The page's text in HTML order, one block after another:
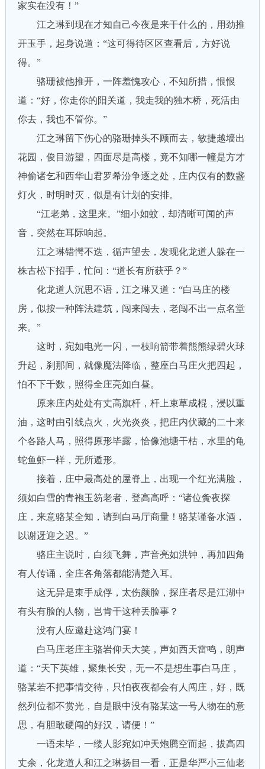
家实在没有！”
江之琳到现在才知自己今夜是来干什么的，用劲推
开玉手，起身说道：“这可得待区区查看后，方好说
得。”
骆珊被他推开，一阵羞愧攻心，不知所措，恨恨
道：“好，你走你的阳关道，我走我的独木桥，死活由
你去，我也不管你。”
江之琳留下伤心的骆珊掉头不顾而去，敏捷越墙出
花园，俊目游望，四面尽是高楼，竟不知哪一幢是方才
神偷诸乞和西华山君罗希汾争逐之处，庄内仅有的数盏
灯火，时明时灭，似是有计划的安排。
“江老弟，这里来。”细小如蚊，却清晰可闻的声
音，突然在耳际响起。
江之琳错愕不迭，循声望去，发现化龙道人躲在一
株古松下招手，忙问：“道长有所获乎？”
化龙道人沉思不语，江之琳又道：“白马庄的楼
房，似按一种阵法建筑，闯来闯去，老闯不出一点名堂
来。”
这时，宛如电光一闪，一枝响箭带着熊熊绿碧火球
升起，刹那间，就像魔法降临，整座白马庄火把四起，
怕不下千数，照得全庄亮如白昼。
原来庄内处处有丈高旗杆，杆上束草成棍，浸以重
油，这时由引线点火，火光炎炎，把庄内伏藏的二十来
个各路人马，照得原形毕露，恰像池塘干枯，水里的龟
蛇鱼虾一样，无所遁形。
接着，庄中最高处的屋脊上，出现一个红光满脸，
须如白雪的青袍玉笏老者，登高高呼：“诸位夤夜探
庄，来意骆某全知，请到白马厅商量！骆某谨备水酒，
以谢迓迎之迟。”
骆庄主说时，白须飞舞，声音亮如洪钟，再加四角
有人传诵，全庄各角落都能清楚入耳。
这无异是束手成俘，太伤颜脸，探庄者尽是江湖中
有头有脸的人物，岂肯干这种丢脸事？
没有人应邀赴这鸿门宴！
白马庄老庄主骆岩仰天大笑，声如西天雷鸣，朗声
道：“天下英雄，聚集长安，无一不是想生事白马庄，
骆某若不把事情交待，只怕夜夜都会有人闯庄，好，既
然列位都不赏光，自是眼中没有骆某这一号人物在的意
思，有胆敢硬闯的好汉，请便！”
一语未毕，一缕人影宛如冲天炮腾空而起，拔高四
丈余，化龙道人和江之琳扬目一看，正是华严小三仙老